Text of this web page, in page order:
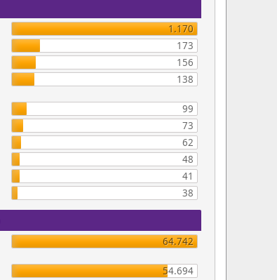
1.170
173
156
138
99
73
62
48
41
38
64.742
54.694